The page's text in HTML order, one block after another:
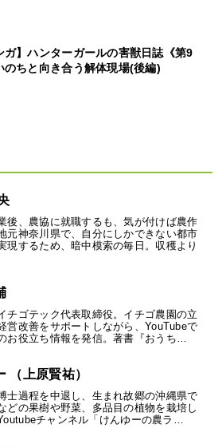
ガ】ハンターガールの害獣日誌《第9
のちと向き合う解体現場(後編)
後、農協に就職するも、気が付けば農作
元神奈川県で、自分にしかできない都市
現するため、暗中模索の毎日。収穫より
チゴテック代表取締役。イチゴ農園の立
営改善をサポートしながら、YouTubeで
お役立ち情報を発信。著書『おうち…
（上原賢祐）
士過程を中退し、生まれ故郷の沖縄県で
どの果樹や野菜、多品目の植物を栽培し
チャンネル「けんゆーの農ラ…